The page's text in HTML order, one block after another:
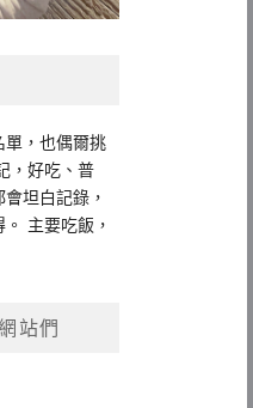
單，也偶爾挑
，好吃、普
坦白記錄，
主要吃飯，
站們